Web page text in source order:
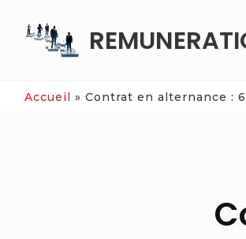
Accueil » Contrat en alternance :